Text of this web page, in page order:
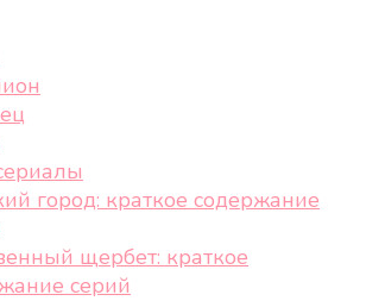
город: краткое содержание
щербет: краткое
серий